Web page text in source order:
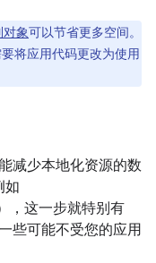
对象可以节省更多空间。
将应用代码更改为使用
减少本地化资源的数
如
，这一步就特别有
些可能不受您的应用